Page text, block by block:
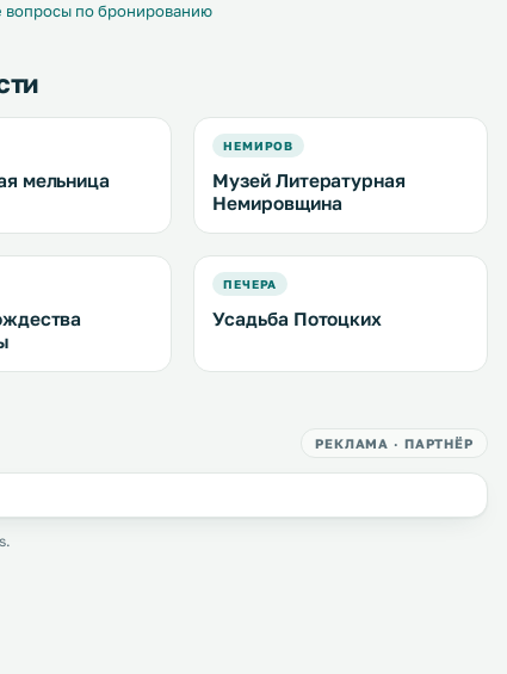
вопросы по бронированию
мельница
НЕМИРОВ
Музей Литературная
Немировщина
ПЕЧЕРА
Усадьба Потоцких
РЕКЛАМА · ПАРТНЁР